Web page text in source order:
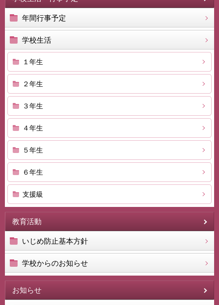
年間行事予定
学校生活
１年生
２年生
３年生
４年生
５年生
６年生
支援級
教育活動
いじめ防止基本方針
学校からのお知らせ
お知らせ